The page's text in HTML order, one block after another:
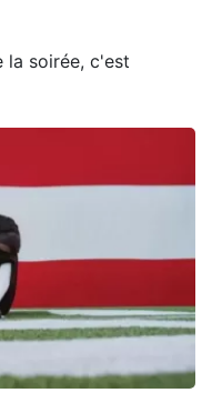
la soirée, c'est